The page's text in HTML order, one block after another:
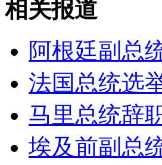
山西运城恶犬咬伤多人 警民合
女孩北京地铁殴打老人 痛下狠
无痛分娩是否安全 医生回应
外交部：反对强权政治霸凌主义
相关报道
阿根廷副总
法国总统选
马里总统辞
埃及前副总